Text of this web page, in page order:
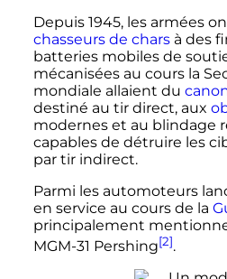
Depuis 1945, les armées
chasseurs de charsà des
batteries mobiles de
mécanisées au cours la
mondiale allaient du
destiné au tir direct, aux
modernes et au blindage
capables de détruire les
par tir indirect.
Parmi les automoteurs
en service au cours de la
principalement
MGM-31 Pershing[2].